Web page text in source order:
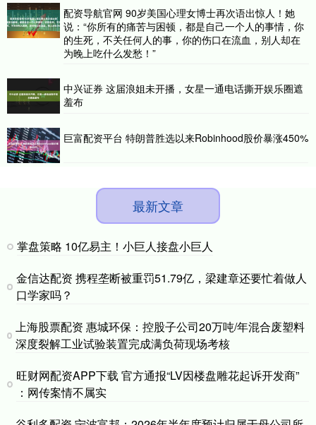
配资导航官网 90岁美国心理女博士再次语出惊人！她
说：“你所有的痛苦与困顿，都是自己一个人的事情，你
的生死，不关任何人的事，你的伤口在流血，别人却在
为晚上吃什么发愁！”
中兴证券 这届浪姐未开播，女星一通电话撕开娱乐圈遮
羞布
巨富配资平台 特朗普胜选以来Robinhood股价暴涨450%
最新文章
掌盘策略 10亿易主！小巨人接盘小巨人
金信达配资 携程垄断被重罚51.79亿，梁建章还要忙着做人
口学家吗？
上海股票配资 惠城环保：控股子公司20万吨/年混合废塑料
深度裂解工业试验装置完成满负荷现场考核
旺财网配资APP下载 官方通报“LV因楼盘雕花起诉开发商”
：网传案情不属实